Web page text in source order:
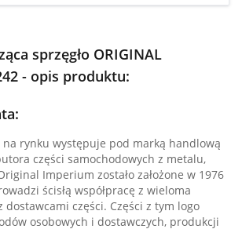
sprzęgło ORIGINAL
- opis produktu:
rynku występuje pod marką handlową
części samochodowych z metalu,
Imperium zostało założone w 1976
ścisłą współpracę z wieloma
części. Części z tym logo
osobowych i dostawczych, produkcji